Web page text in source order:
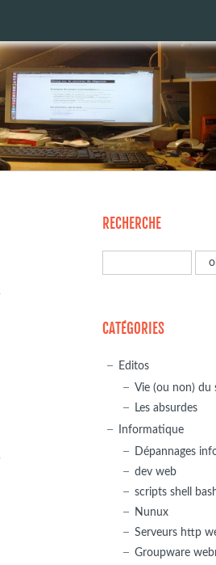
RECHERCHE
CATÉGORIES
Editos
Vie (ou non) du
Les absurdes
Informatique
Dépannages
dev web
scripts shell
Nunux
Serveurs http
Groupware